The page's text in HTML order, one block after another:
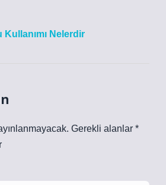
Nelerdir
Gerekli alanlar *